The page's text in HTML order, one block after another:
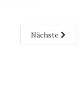
Nächste